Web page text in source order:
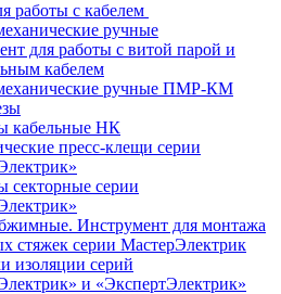
работы с кабелем
ручные
для работы с витой парой и
кабелем
ручные ПМР-КМ
кабельные НК
пресс-клещи серии
серии
Инструмент для монтажа
стяжек серии МастерЭлектрик
изоляции серий
и «ЭкспертЭлектрик»